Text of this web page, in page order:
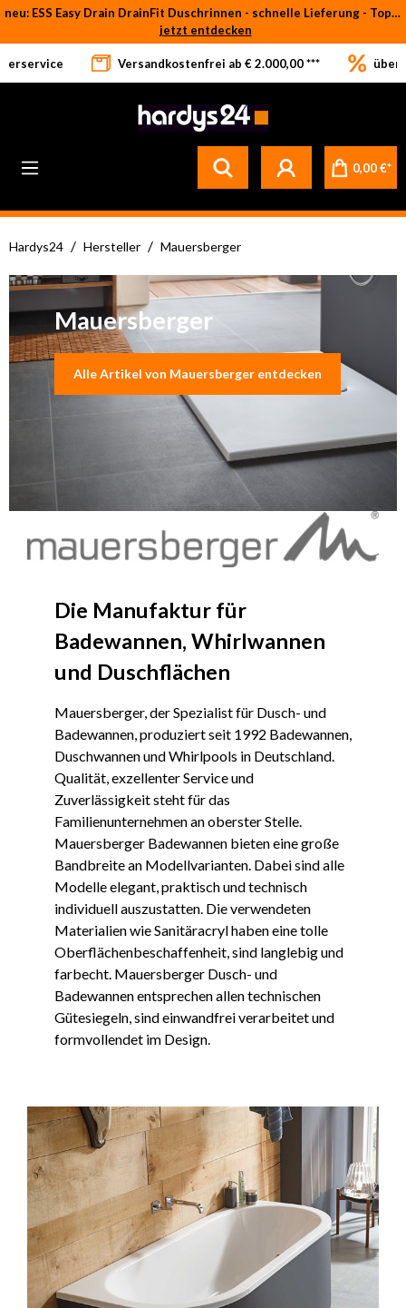
Zum Hauptinhalt springen
neu: ESS Easy Drain DrainFit Duschrinnen - schnelle Lieferung - Top-Preise
jetzt entdecken
Versandkostenfrei ab € 2.000,00 *** über
0,00 €*
Hardys24 / Hersteller / Mauersberger
Mauersberger
Alle Artikel von Mauersberger entdecken
Die Manufaktur für
Badewannen, Whirlwannen
und Duschflächen
Mauersberger, der Spezialist für Dusch- und
Badewannen, produziert seit 1992 Badewannen,
Duschwannen und Whirlpools in Deutschland.
Qualität, exzellenter Service und
Zuverlässigkeit steht für das
Familienunternehmen an oberster Stelle.
Mauersberger Badewannen bieten eine große
Bandbreite an Modellvarianten. Dabei sind alle
Modelle elegant, praktisch und technisch
individuell auszustatten. Die verwendeten
Materialien wie Sanitäracryl haben eine tolle
Oberflächenbeschaffenheit, sind langlebig und
farbecht. Mauersberger Dusch- und
Badewannen entsprechen allen technischen
Gütesiegeln, sind einwandfrei verarbeitet und
formvollendet im Design.